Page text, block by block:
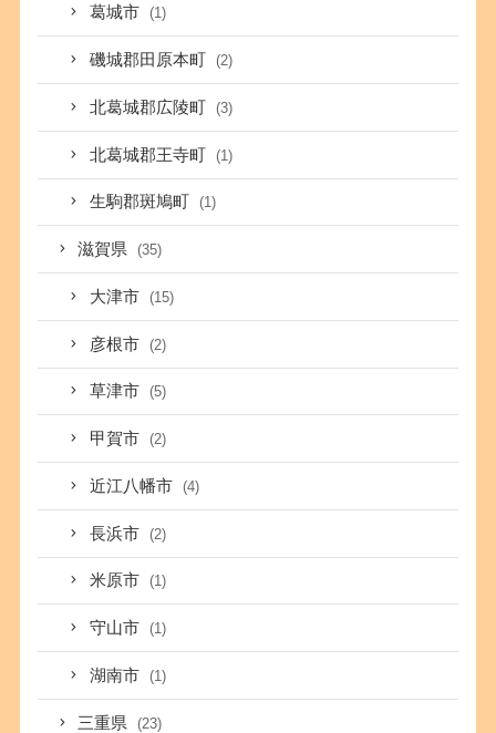
葛城市 (1)
磯城郡田原本町 (2)
北葛城郡広陵町 (3)
北葛城郡王寺町 (1)
生駒郡斑鳩町 (1)
滋賀県 (35)
大津市 (15)
彦根市 (2)
草津市 (5)
甲賀市 (2)
近江八幡市 (4)
長浜市 (2)
米原市 (1)
守山市 (1)
湖南市 (1)
三重県 (23)